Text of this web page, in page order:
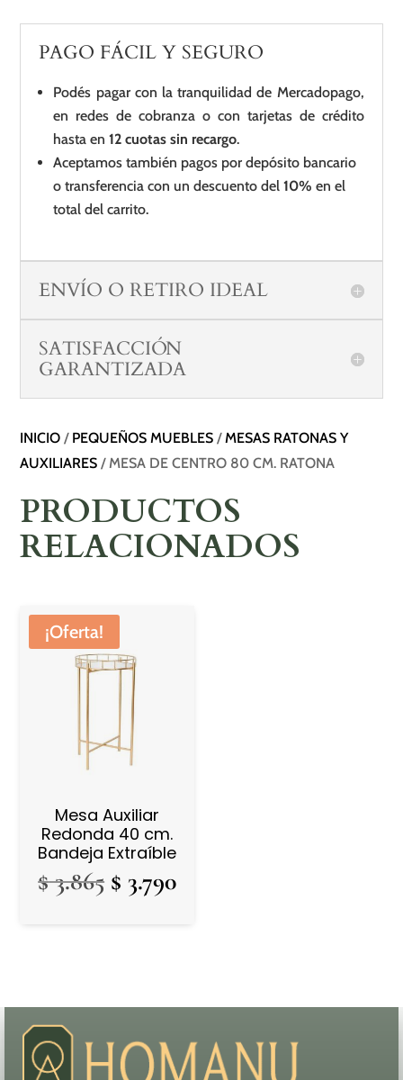
PAGO FÁCIL Y SEGURO
Podés pagar con la tranquilidad de Mercadopago,
en redes de cobranza o con tarjetas de crédito
hasta en12 cuotas sin recargo.
Aceptamos también pagos por depósito bancario
o transferencia con un descuento del10% en el
total del carrito.
ENVÍO O RETIRO IDEAL
SATISFACCIÓN
GARANTIZADA
INICIO / PEQUEÑOS MUEBLES /MESAS RATONAS Y
AUXILIARES / MESA DE CENTRO 80 CM. RATONA
PRODUCTOS
RELACIONADOS
¡Oferta!
Mesa Auxiliar
Redonda 40 cm.
Bandeja Extraíble
$3.865 El
precio
$ 3.790El